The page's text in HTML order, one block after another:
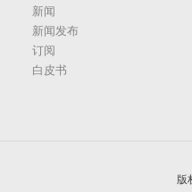
新闻
新闻发布
订阅
白皮书
版